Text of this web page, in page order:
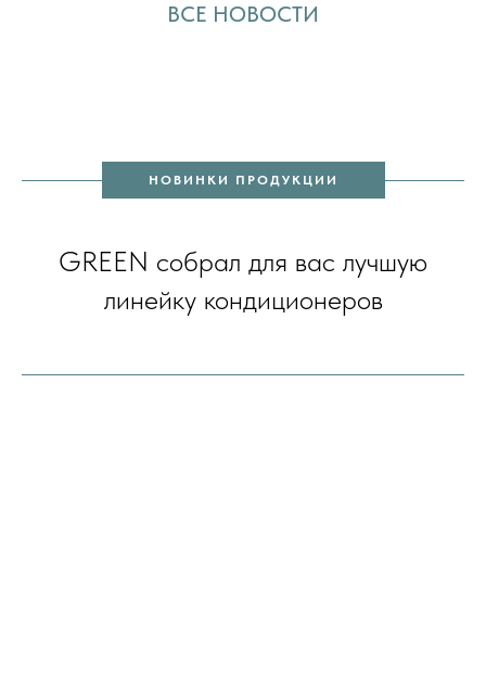
ВСЕ НОВОСТИ
НОВИНКИ ПРОДУКЦИИ
GREEN собрал для вас лучшую
линейку кондиционеров